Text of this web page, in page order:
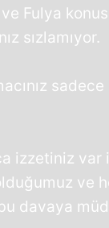
Fulya
sızlamıyor.
izzetiniz var
ve
davaya